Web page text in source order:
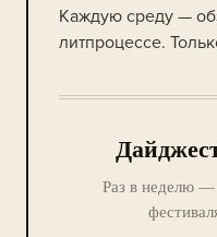
Каждую среду —
литпроцессе.
Раз в неделю —